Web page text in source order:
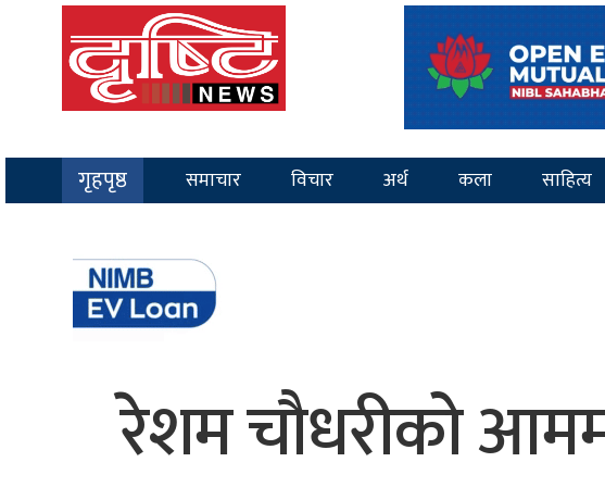
गृहपृष्ठ समाचार विचार अर्थ कला साहित्य
रेशम चौधरीको